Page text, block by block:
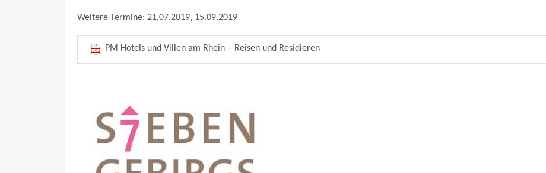
Weitere Termine: 21.07.2019, 15.09.2019
PM Hotels und Villen am Rhein – Reisen und Residieren